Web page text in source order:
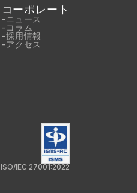
コーポレート
- ニュース
-コラム
-採用情報
-アクセス
ISO/IEC 27001:2022